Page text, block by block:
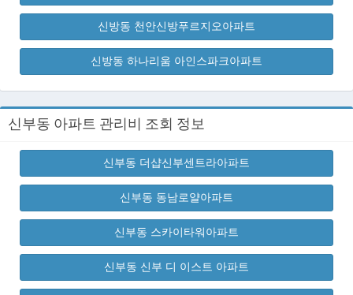
신방동 천안신방푸르지오아파트
신방동 하나리움 아인스파크아파트
신부동 아파트 관리비 조회 정보
신부동 더샵신부센트라아파트
신부동 동남로얄아파트
신부동 스카이타워아파트
신부동 신부 디 이스트 아파트